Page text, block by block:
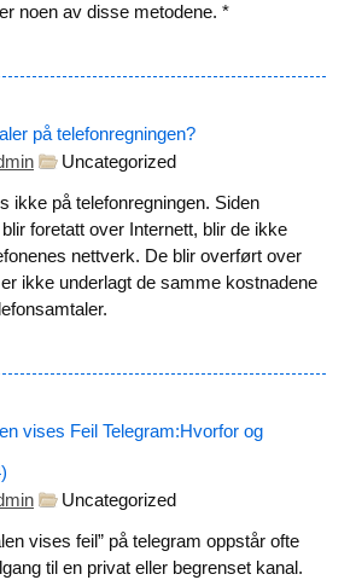
noen av disse metodene. *
på telefonregningen?
Uncategorized
ikke på telefonregningen. Siden
foretatt over Internett, blir de ikke
nettverk. De blir overført over
ikke underlagt de samme kostnadene
vises Feil Telegram:Hvorfor og
Uncategorized
vises feil” på telegram oppstår ofte
til en privat eller begrenset kanal.